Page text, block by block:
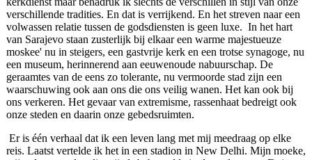
verschillende tradities. En dat is verrijkend. En het streven naar een
volwassen relatie tussen de godsdiensten is geen luxe. In het hart
van Sarajevo staan zusterlijk bij elkaar een warme majestueuze
moskee' nu in steigers, een gastvrije kerk en een trotse synagoge, nu
een museum, herinnerend aan eeuwenoude nabuurschap. De
geraamtes van de eens zo tolerante, nu vermoorde stad zijn een
waarschuwing ook aan ons die ons veilig wanen. Het kan ook bij
ons verkeren. Het gevaar van extremisme, rassenhaat bedreigt ook
onze steden en daarin onze gebedsruimten.
Er is één verhaal dat ik een leven lang met mij meedraag op elke
reis. Laatst vertelde ik het in een stadion in New Delhi. Mijn moeke,